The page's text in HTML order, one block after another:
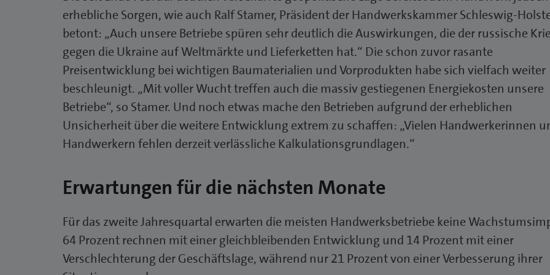
erhebliche Sorgen, wie auch Ralf Stamer, Präsident der Handwerkskammer Schleswig-
betont: „Auch unsere Betriebe spüren sehr deutlich die Auswirkungen, die der russische
gegen die Ukraine auf Weltmärkte und Lieferketten hat.“ Die schon zuvor rasante
Preisentwicklung bei wichtigen Baumaterialien und Vorprodukten habe sich vielfach weiter
beschleunigt. „Mit voller Wucht treffen auch die massiv gestiegenen Energiekosten unsere
Betriebe“, so Stamer. Und noch etwas mache den Betrieben aufgrund der erheblichen
Unsicherheit über die weitere Entwicklung extrem zu schaffen: „Vielen Handwerkerinnen
Handwerkern fehlen derzeit verlässliche Kalkulationsgrundlagen.“
Erwartungen für die nächsten Monate
Für das zweite Jahresquartal erwarten die meisten Handwerksbetriebe keine
64 Prozent rechnen mit einer gleichbleibenden Entwicklung und 14 Prozent mit einer
Verschlechterung der Geschäftslage, während nur 21 Prozent von einer Verbesserung ihrer